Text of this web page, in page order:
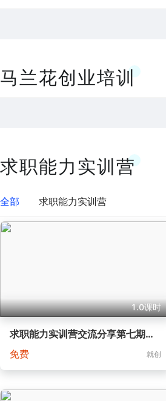
马兰花创业培训
求职能力实训营
全部 求职能力实训营
求职能力实训营交流分享第七期：走进我们的实训营
1.0课时
免费 就创